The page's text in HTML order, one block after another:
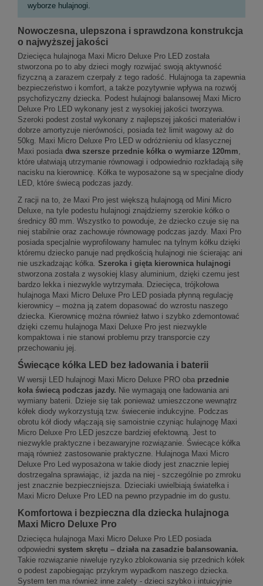
wyborze hulajnogi.
Nowoczesna, ulepszona i sprawdzona konstrukcja
o najwyższej jakości
Dziecięca hulajnoga Maxi Micro Deluxe Pro LED została
stworzona po to aby dzieci mogły rozwijać swoją aktywność
fizyczną a zarazem czerpały z tego radość. Hulajnoga ta zapewnia
bezpieczeństwo i komfort, a także pozytywnie wpływa na rozwój
psychofizyczny dziecka. Podest hulajnogi balansowej Maxi Micro
Deluxe Pro LED wykonany jest z wysokiej jakości tworzywa.
Szeroki podest został wykonany z najlepszej jakości materiałów i
dobrze amortyzuje nierówności, posiada też limit wagowy aż do
50kg. Maxi Micro Deluxe Pro LED w odróżnieniu od klasycznej
Maxi posiada dwa szersze przednie kółka o wymiarze 120mm,
które ułatwiają utrzymanie równowagi i odpowiednio rozkładają siłę
nacisku na kierownicę. Kółka te wyposażone są w specjalne diody
LED, które świecą podczas jazdy.
Z racji na to, że Maxi Pro jest większą hulajnogą od Mini Micro
Deluxe, na tyle podestu hulajnogi znajdziemy szerokie kółko o
średnicy 80 mm. Wszystko to powoduje, że dziecko czuje się na
niej stabilnie oraz zachowuje równowagę podczas jazdy. Maxi Pro
posiada specjalnie wyprofilowany hamulec na tylnym kółku dzięki
któremu dziecko panuje nad prędkością hulajnogi nie ścierając ani
nie uszkadzając kółka. Szeroka i gięta kierownica hulajnogi
stworzona została z wysokiej klasy aluminium, dzięki czemu jest
bardzo lekka i niezwykle wytrzymała. Dziecięca, trójkołowa
hulajnoga Maxi Micro Deluxe Pro LED posiada płynną regulację
kierownicy – można ją zatem dopasować do wzrostu naszego
dziecka. Kierownicę można również łatwo i szybko zdemontować
dzięki czemu hulajnoga Maxi Deluxe Pro jest niezwykle
kompaktowa i nie stanowi problemu przy transporcie czy
przechowaniu jej.
Świecące kółka LED bez ładowania i baterii
W wersji LED hulajnogi Maxi Micro Deluxe PRO oba przednie
koła świecą podczas jazdy. Nie wymagają one ładowania ani
wymiany baterii. Dzieje się tak ponieważ umieszczone wewnątrz
kółek diody wykorzystują tzw. świecenie indukcyjne. Podczas
obrotu kół diody włączają się samoistnie czyniąc hulajnogę Maxi
Micro Deluxe Pro LED jeszcze bardziej efektowną. Jest to
niezwykle praktyczne i bezawaryjne rozwiązanie. Świecące kółka
mają również zastosowanie praktyczne. Hulajnoga Maxi Micro
Deluxe Pro Led wyposażona w takie diody jest znacznie lepiej
dostrzegalna sprawiając, iż jazda na niej - szczególnie po zmroku
jest znacznie bezpieczniejsza. Dzieciaki uwielbiają światełka i
Maxi Micro Deluxe Pro LED na pewno przypadnie im do gustu.
Komfortowa i bezpieczna dla dziecka hulajnoga
Maxi Micro Deluxe Pro
Dziecięca hulajnoga Maxi Micro Deluxe Pro LED posiada
odpowiedni system skrętu – działa na zasadzie balansowania.
Takie rozwiązanie niweluje ryzyko zblokowania się przednich kółek
o podest zapobiegając przykrym wypadkom naszego dziecka.
System ten ma również inne zalety - dzieci szybko i intuicyjnie